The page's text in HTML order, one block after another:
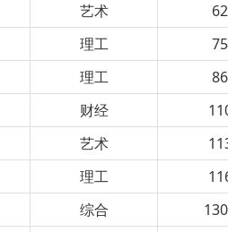
艺术
62
理工
75
理工
86
财经
艺术
理工
综合